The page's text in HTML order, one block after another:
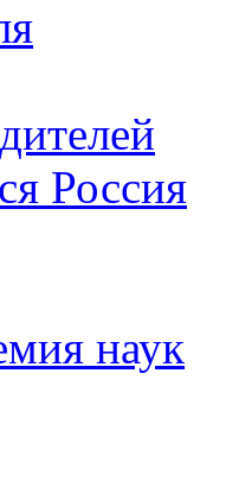
Россия
наук